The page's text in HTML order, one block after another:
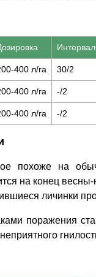
400 л/га 30/2
400 л/га -/2
400 л/га -/2
похоже на
на конец
личинки
поражения